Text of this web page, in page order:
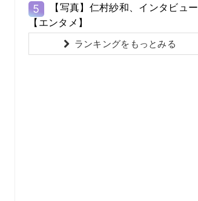
5
【写真】仁村紗和、インタビュー
【エンタメ】
ランキングをもっとみる